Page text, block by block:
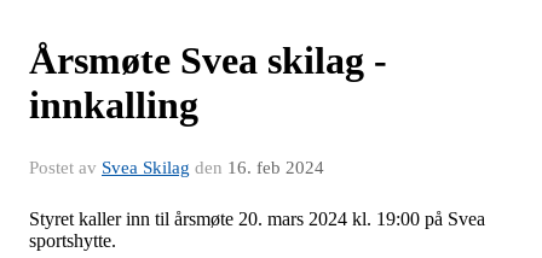
Årsmøte Svea skilag -
innkalling
Postet av Svea Skilag den 16. feb 2024
Styret kaller inn til årsmøte 20. mars 2024 kl. 19:00 på Svea
sportshytte.